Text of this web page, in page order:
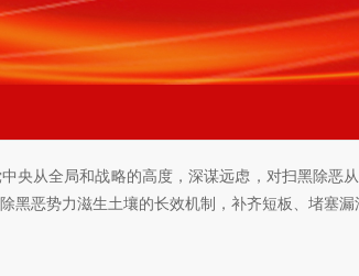
央从全局和战略的高度，深谋远虑，对扫黑除
黑恶势力滋生土壤的长效机制，补齐短板、堵塞